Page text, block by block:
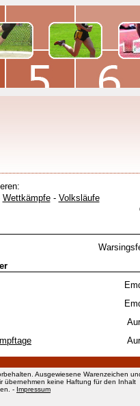
Wettkämpfe- Volksläufe
Ausgewiesene Warenzeichen
übernehmen keine Haftung für den Inhalt
- Impressum